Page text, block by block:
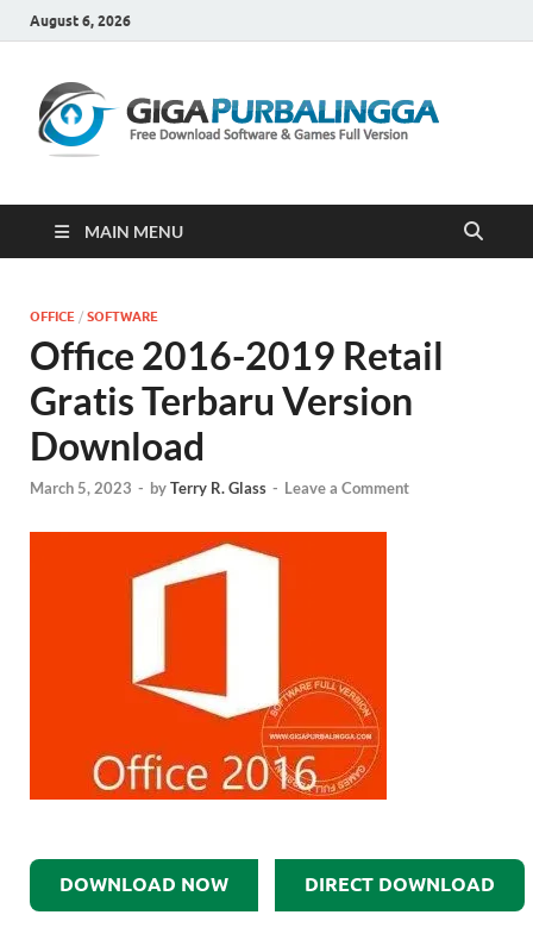
August 6, 2026
MAIN MENU
OFFICE / SOFTWARE
Office 2016-2019 Retail
Gratis Terbaru Version
Download
March 5, 2023 - byTerry R. Glass - Leave a Comment
DOWNLOAD NOW DIRECT DOWNLOAD